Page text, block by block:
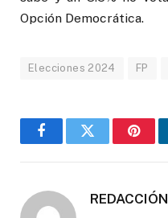
Opción Democrática.
Elecciones 2024 FP
FacebookTwitter
REDACCIÓN